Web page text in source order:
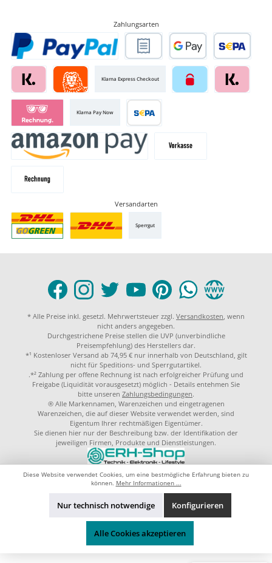
Zahlungsarten
Klarna Express Checkout
Klarna Pay Now
Versandarten
Sperrgut
* Alle Preise inkl. gesetzl. Mehrwertsteuer zzgl. Versandkosten, wenn
nicht anders angegeben.
Durchgestrichene Preise stellen die UVP (unverbindliche
Preisempfehlung) des Herstellers dar.
*¹ Kostenloser Versand ab 74,95 € nur innerhalb von Deutschland, gilt
nicht für Speditions- und Sperrgutartikel.
.*² Zahlung per offene Rechnung ist nach erfolgreicher Prüfung und
Freigabe (Liquidität vorausgesetzt) möglich - Details entehmen Sie
bitte unseren Zahlungsbedingungen.
® Alle Markennamen, Warenzeichen und eingetragenen
Warenzeichen, die auf dieser Website verwendet werden, sind
Eigentum Ihrer rechtmäßigen Eigentümer.
Sie dienen hier nur der Beschreibung bzw. der Identifikation der
jeweiligen Firmen, Produkte und Dienstleistungen.
Diese Website verwendet Cookies, um eine bestmögliche Erfahrung bieten zu
können. Mehr Informationen ...
Nur technisch notwendige Konfigurieren
Alle Cookies akzeptieren